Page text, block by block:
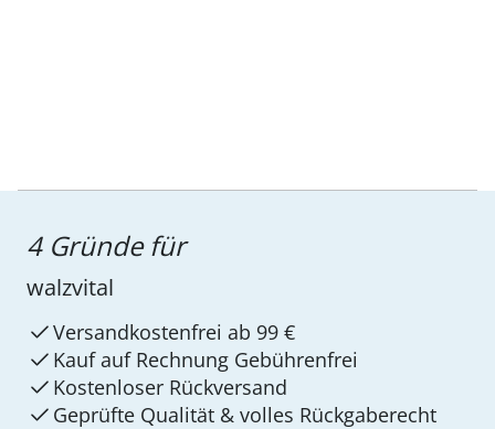
4 Gründe für
walzvital
Versandkostenfrei ab 99 €
Kauf auf Rechnung Gebührenfrei
Kostenloser Rückversand
Geprüfte Qualität & volles Rückgaberecht